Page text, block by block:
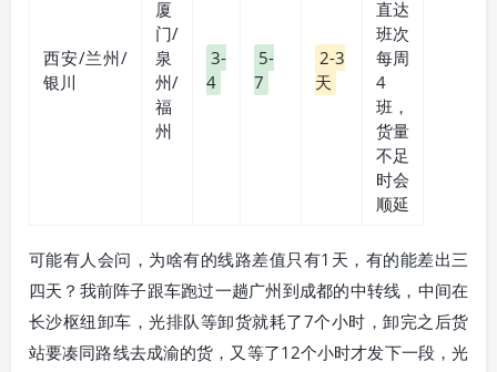
西安/兰州/
银川
厦
门/
泉
州/
福
州
3-
4
5-
7
2-3
天
直达
班次
每周
4
班，
货量
不足
时会
顺延
可能有人会问，为啥有的线路差值只有1天，有的能差出三
四天？我前阵子跟车跑过一趟广州到成都的中转线，中间在
长沙枢纽卸车，光排队等卸货就耗了7个小时，卸完之后货
站要凑同路线去成渝的货，又等了12个小时才发下一段，光